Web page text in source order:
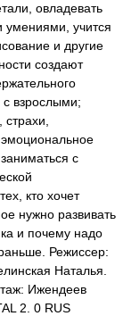
овладевать
умениями, учится
и другие
создают
взрослыми;
с
кто хочет
нужно развивать
и почему надо
Режиссер:
Наталья.
Ижендеев
2. 0 RUS